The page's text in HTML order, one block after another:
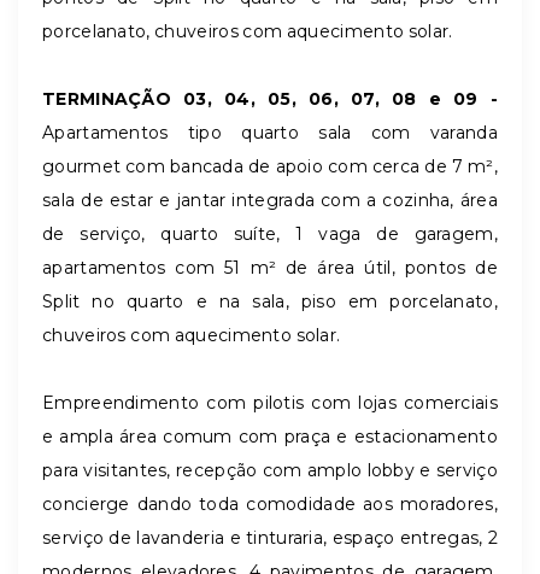
porcelanato, chuveiros com aquecimento solar.
TERMINAÇÃO 03, 04, 05, 06, 07, 08 e 09 -
Apartamentos tipo quarto sala com varanda
gourmet com bancada de apoio com cerca de 7 m²,
sala de estar e jantar integrada com a cozinha, área
de serviço, quarto suíte, 1 vaga de garagem,
apartamentos com 51 m² de área útil, pontos de
Split no quarto e na sala, piso em porcelanato,
chuveiros com aquecimento solar.
Empreendimento com pilotis com lojas comerciais
e ampla área comum com praça e estacionamento
para visitantes, recepção com amplo lobby e serviço
concierge dando toda comodidade aos moradores,
serviço de lavanderia e tinturaria, espaço entregas, 2